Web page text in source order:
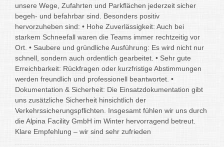
unsere Wege, Zufahrten und Parkflächen jederzeit sicher
begeh- und befahrbar sind. Besonders positiv
hervorzuheben sind: • Hohe Zuverlässigkeit: Auch bei
starkem Schneefall waren die Teams immer rechtzeitig vor
Ort. • Saubere und gründliche Ausführung: Es wird nicht nur
schnell, sondern auch ordentlich gearbeitet. • Sehr gute
Erreichbarkeit: Rückfragen oder kurzfristige Abstimmungen
werden freundlich und professionell beantwortet. •
Dokumentation & Sicherheit: Die Einsatzdokumentation gibt
uns zusätzliche Sicherheit hinsichtlich der
Verkehrssicherungspflichten. Insgesamt fühlen wir uns durch
die Alpina Facility GmbH im Winter hervorragend betreut.
Klare Empfehlung – wir sind sehr zufrieden